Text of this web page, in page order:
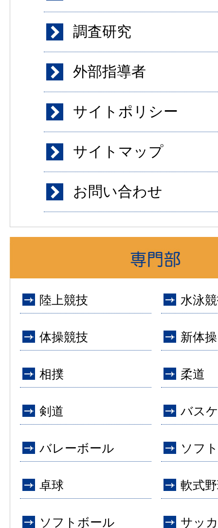
調査研究
外部指導者
サイトポリシー
サイトマップ
お問い合わせ
陸上競技 水泳
体操競技 新体操
相撲 柔道
剣道 バス
バレーボール ソフ
卓球 軟式
ソフトボール サッ